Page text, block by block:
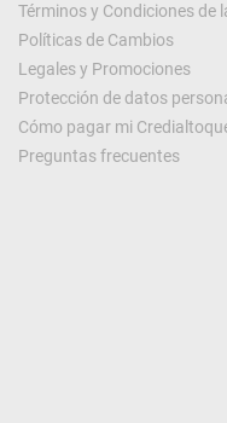
Términos y Condiciones de
Políticas de Cambios
Legales y Promociones
Protección de datos
Cómo pagar mi
Preguntas frecuentes